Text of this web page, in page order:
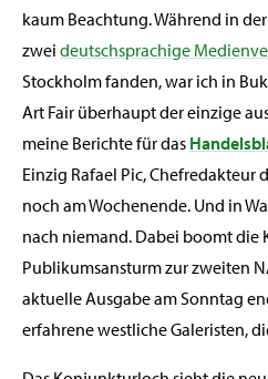
kaum Beachtung. Während in
zwei deutschsprachige
Stockholm fanden, war ich in
Art Fair überhaupt der einzige
meine Berichte für das
Einzig Rafael Pic, Chefredakteur
noch am Wochenende. Und in
nach niemand. Dabei boomt die
Publikumsansturm zur zweiten
aktuelle Ausgabe am Sonntag
erfahrene westliche Galeristen,